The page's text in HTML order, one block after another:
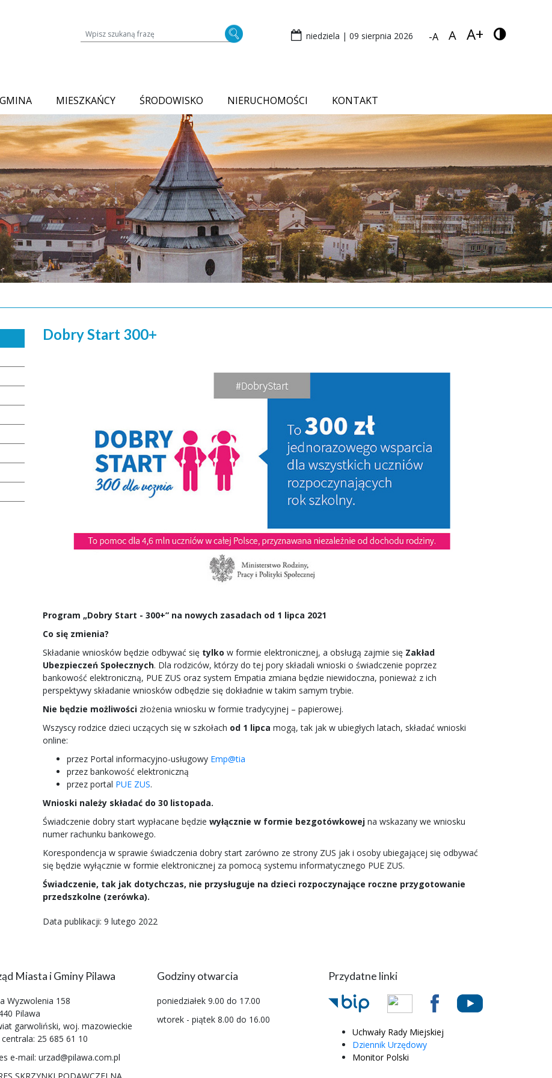
Wyszukiwarka treści na stronie niedziela | 09 sierpnia 2026 -A A A+
MIESZKAŃCY ŚRODOWISKO NIERUCHOMOŚCI KONTAKT
Dobry Start 300+
Program „Dobry Start - 300+” na nowych zasadach od 1 lipca 2021
Co się zmienia?
Składanie wniosków będzie odbywać się tylko w formie elektronicznej, a obsługą zajmie się Zakład
Ubezpieczeń Społecznych. Dla rodziców, którzy do tej pory składali wnioski o świadczenie poprzez
bankowość elektroniczną, PUE ZUS oraz system Empatia zmiana będzie niewidoczna, ponieważ z ich
perspektywy składanie wniosków odbędzie się dokładnie w takim samym trybie.
Nie będzie możliwości złożenia wniosku w formie tradycyjnej – papierowej.
Wszyscy rodzice dzieci uczących się w szkołach od 1 lipca mogą, tak jak w ubiegłych latach, składać wnioski
online:
przez Portal informacyjno-usługowy Emp@tia
przez bankowość elektroniczną
przez portal PUE ZUS.
Wnioski należy składać do 30 listopada.
Świadczenie dobry start wypłacane będzie wyłącznie w formie bezgotówkowej na wskazany we wniosku
numer rachunku bankowego.
Korespondencja w sprawie świadczenia dobry start zarówno ze strony ZUS jak i osoby ubiegającej się odbywać
się będzie wyłącznie w formie elektronicznej za pomocą systemu informatycznego PUE ZUS.
Świadczenie, tak jak dotychczas, nie przysługuje na dzieci rozpoczynające roczne przygotowanie
przedszkolne (zerówka).
Data publikacji: 9 lutego 2022
Miasta i Gminy Pilawa
Wyzwolenia 158
Pilawa
garwoliński, woj. mazowieckie
centrala: 25 685 61 10
e-mail: urzad@pilawa.com.pl
Godziny otwarcia
poniedziałek 9.00 do 17.00
wtorek - piątek 8.00 do 16.00
Przydatne linki
Uchwały Rady Miejskiej
Dziennik Urzędowy
Monitor Polski